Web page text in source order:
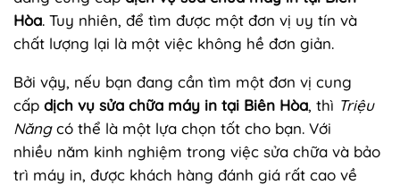
Hòa. Tuy nhiên, để tìm được một đơn vị uy tín và
chất lượng lại là một việc không hề đơn giản.
Bởi vậy, nếu bạn đang cần tìm một đơn vị cung
cấp dịch vụ sửa chữa máy in tại Biên Hòa, thì Triệu
Năngcó thể là một lựa chọn tốt cho bạn. Với
nhiều năm kinh nghiệm trong việc sửa chữa và bảo
trì máy in, được khách hàng đánh giá rất cao về